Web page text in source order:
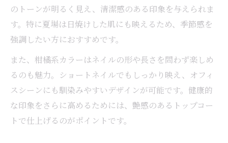
のトーンが明るく見え、清潔感のある印象を与えられま
す。特に夏場は日焼けした肌にも映えるため、季節感を
強調したい方におすすめです。
また、柑橘系カラーはネイルの形や長さを問わず楽しめ
るのも魅力。ショートネイルでもしっかり映え、オフィ
スシーンにも馴染みやすいデザインが可能です。健康的
な印象をさらに高めるためには、艶感のあるトップコー
トで仕上げるのがポイントです。